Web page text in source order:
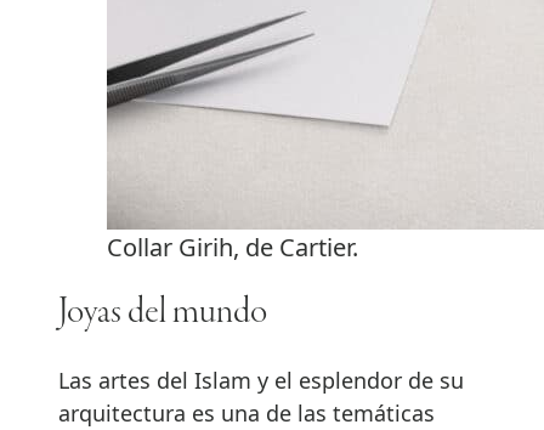
Collar Girih, de Cartier.
Joyas del mundo
Las artes del Islam y el esplendor de su
arquitectura es una de las temáticas